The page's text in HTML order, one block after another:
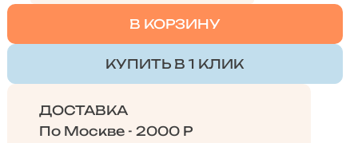
В КОРЗИНУ
КУПИТЬ В 1 КЛИК
ДОСТАВКА
По Москве - 2000 Р